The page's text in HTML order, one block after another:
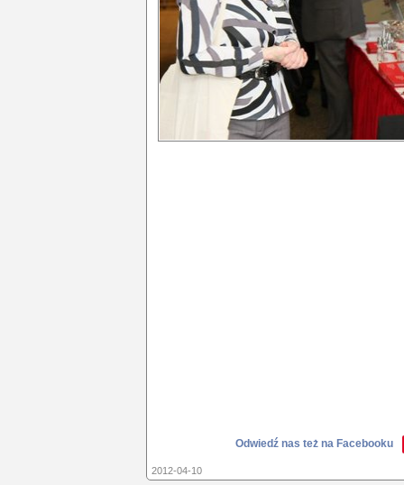
Odwiedź nas też na Facebooku
2012-04-10